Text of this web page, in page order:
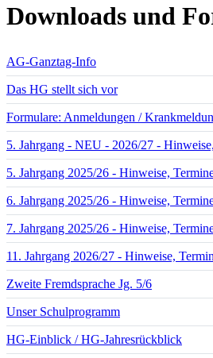
Downloads und
AG-Ganztag-Info
Das HG stellt sich vor
Formulare: Anmeldungen /
5. Jahrgang - NEU - 2026/27 -
5. Jahrgang 2025/26 - Hinweise,
6. Jahrgang 2025/26 - Hinweise,
7. Jahrgang 2025/26 - Hinweise,
11. Jahrgang 2026/27 - Hinweise,
Zweite Fremdsprache Jg. 5/6
Unser Schulprogramm
HG-Einblick / HG-Jahresrückblick